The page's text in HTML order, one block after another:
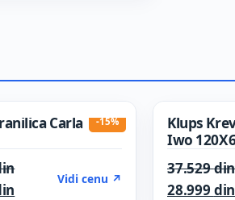
-15%
Carla
Original price was: 20.630 din.
Current price is: 17.535 din.
Vidi cenu ↗
Klups
Iwo
37.529din
28.999 din